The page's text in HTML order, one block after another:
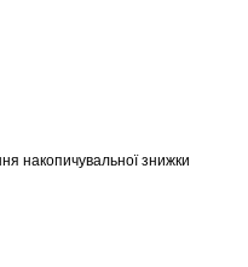
накопичувальної знижки